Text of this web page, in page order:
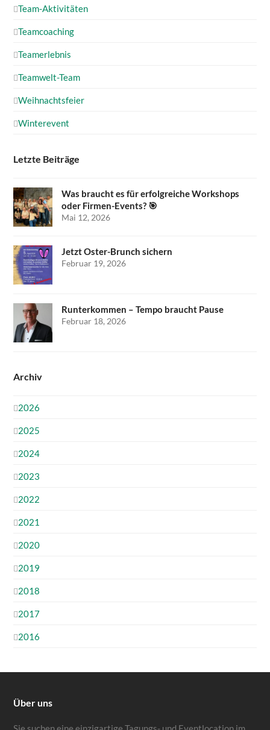
Team-Aktivitäten
Teamcoaching
Teamerlebnis
Teamwelt-Team
Weihnachtsfeier
Winterevent
Letzte Beiträge
Was braucht es für erfolgreiche Workshops
oder Firmen-Events? 🎯
Mai 12, 2026
Jetzt Oster-Brunch sichern
Februar 19, 2026
Runterkommen – Tempo braucht Pause
Februar 18, 2026
Archiv
2026
2025
2024
2023
2022
2021
2020
2019
2018
2017
2016
Über uns